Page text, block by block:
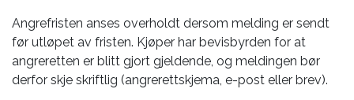
Angrefristen anses overholdt dersom melding er sendt
før utløpet av fristen. Kjøper har bevisbyrden for at
angreretten er blitt gjort gjeldende, og meldingen bør
derfor skje skriftlig (angrerettskjema, e-post eller brev).